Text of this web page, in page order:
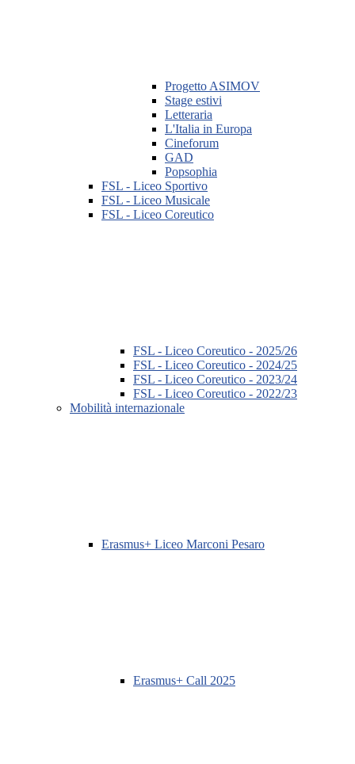
Progetto ASIMOV
Stage estivi
Letteraria
L'Italia in Europa
Cineforum
GAD
Popsophia
FSL - Liceo Sportivo
FSL - Liceo Musicale
FSL - Liceo Coreutico
FSL - Liceo Coreutico - 2025/26
FSL - Liceo Coreutico - 2024/25
FSL - Liceo Coreutico - 2023/24
FSL - Liceo Coreutico - 2022/23
Mobilità internazionale
Erasmus+ Liceo Marconi Pesaro
Erasmus+ Call 2025